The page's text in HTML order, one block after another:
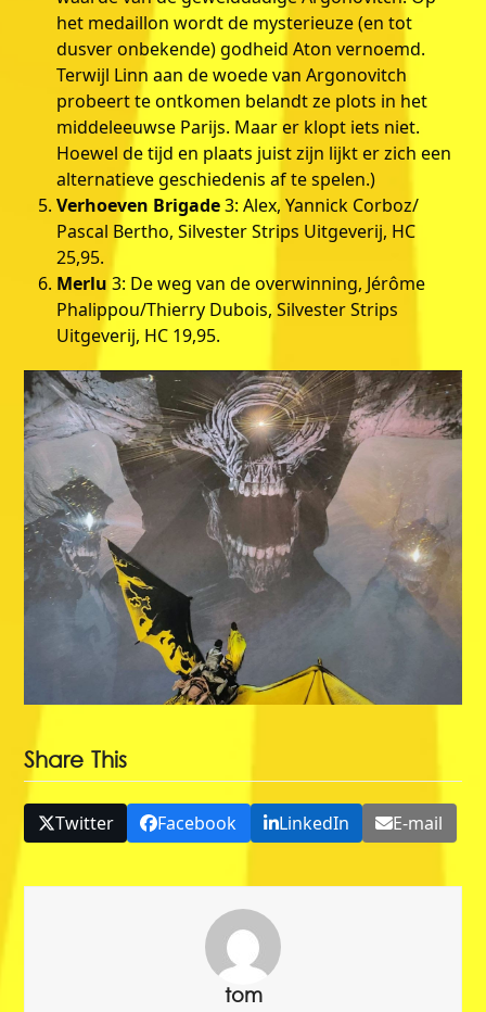
het medaillon wordt de mysterieuze (en tot
dusver onbekende) godheid Aton vernoemd.
Terwijl Linn aan de woede van Argonovitch
probeert te ontkomen belandt ze plots in het
middeleeuwse Parijs. Maar er klopt iets niet.
Hoewel de tijd en plaats juist zijn lijkt er zich een
alternatieve geschiedenis af te spelen.)
Verhoeven Brigade3: Alex, Yannick Corboz/
Pascal Bertho, Silvester Strips Uitgeverij, HC
25,95.
Merlu 3: De weg van de overwinning, Jérôme
Phalippou/Thierry Dubois, Silvester Strips
Uitgeverij, HC 19,95.
Share This
Twitter Facebook LinkedIn E-mail
tom